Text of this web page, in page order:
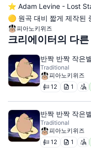
⭐️ Adam Levine - Lost
🟡 원곡 대비 짧게 제작된
피아노키위즈
크리에이터의 다
반짝 반짝 작은
Traditional
피아노키위즈
12 1
반짝 반짝 작은
Traditional
피아노키위즈
12 1